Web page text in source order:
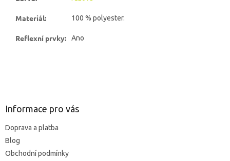
Materiál: 100 % polyester.
Reflexní prvky: Ano
Informace pro vás
Doprava a platba
Blog
Obchodní podmínky